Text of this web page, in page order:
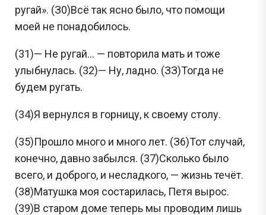
ругай». (З0)Всё так ясно было, что помощи
моей не понадобилось.
(31)— Не ругай... — повторила мать и тоже
улыбнулась. (32)— Ну, ладно. (ЗЗ)Тогда не
будем ругать.
(34)Я вернулся в горницу, к своему столу.
(35)Прошло много и много лет. (З6)Тот случай,
конечно, давно забылся. (37)Сколько было
всего, и доброго, и несладкого, — жизнь течёт.
(38)Матушка моя состарилась, Петя вырос.
(39)В старом доме теперь мы проводим лишь